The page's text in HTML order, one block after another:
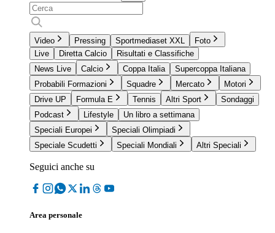
Video Pressing Sportmediaset XXL
Foto
Live
Diretta Calcio
Risultati e Classifiche
News Live
Calcio Coppa Italia
Supercoppa Italiana
Probabili Formazioni
Squadre Mercato
Motori
Drive UP
Formula E Tennis Altri Sport
Sondaggi
Podcast
Lifestyle
Un libro a settimana
Speciali Europei
Speciali Olimpiadi
Speciale Scudetti
Speciali Mondiali Altri Speciali
Seguici anche su
Area personale